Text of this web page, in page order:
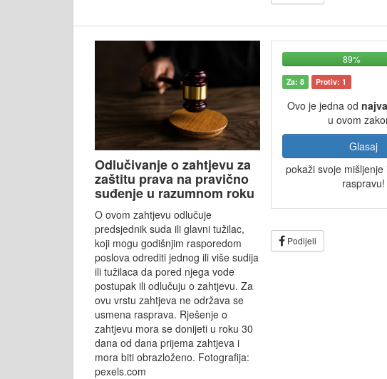
Odlučivanje o zahtjevu za
zaštitu prava na pravično
suđenje u razumnom roku
O ovom zahtjevu odlučuje
predsjednik suda ili glavni tužilac,
koji mogu godišnjim rasporedom
poslova odrediti jednog ili više sudija
ili tužilaca da pored njega vode
postupak ili odlučuju o zahtjevu. Za
ovu vrstu zahtjeva ne održava se
usmena rasprava. Rješenje o
zahtjevu mora se donijeti u roku 30
dana od dana prijema zahtjeva i
mora biti obrazloženo. Fotografija:
pexels.com
89%
Za: 8 Protiv: 1
Ovo je jedna od
u ovom
Glasaj
pokaži svoje mišljenje
raspravu!
Podijeli